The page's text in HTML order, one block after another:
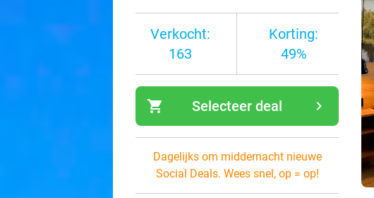
Verkocht:
163
Korting:
49%
shopping_cart navigate_next
Selecteer deal
Dagelijks om middernacht nieuwe
Social Deals. Wees snel, op = op!